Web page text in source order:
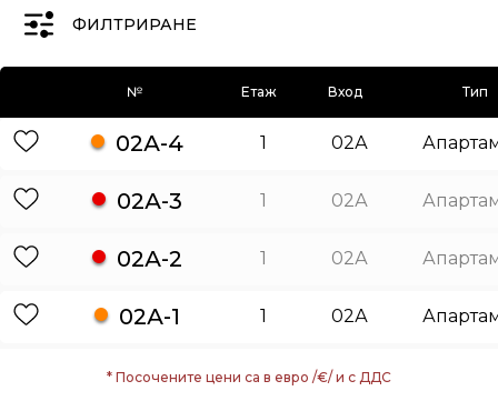
ФИЛТРИРАНЕ
№ Етаж Вход Тип
02А-4 1 02А
02А-3 1 02А
02А-2 1 02А
02А-1 1 02А
* Посочените цени са в евро /€/ и с ДДС